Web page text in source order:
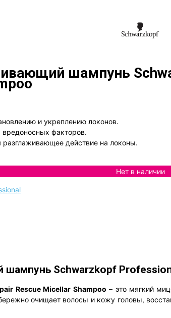
шампунь
и укреплению локонов.
вредоносных факторов.
действие на локоны.
Нет в наличии
Schwarzkopf
Rescue Micellar Shampoo – это мягкий
очищает волосы и кожу головы,